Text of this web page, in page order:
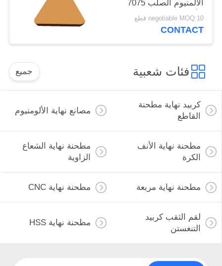
الألمنيوم الصلب 7075
الألومنيوم
negotiable MOQ:10 قطع
CONTACT
فئات شعبية جميع
كربيد نهاية مطحنة
القاطع
مصانع نهاية الألومنيوم
مطحنة نهاية الأنف
الكرة
مطحنة نهاية الشعاع
الزاوية
مطحنة نهاية مربعة مطحنة نهاية CNC
لقم الثقب كربيد
التنغستن
مطحنة نهاية HSS